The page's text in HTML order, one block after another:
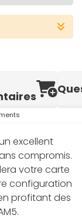
excellent
compromis.
votre carte
configuration
profitant des